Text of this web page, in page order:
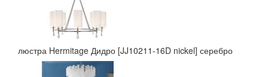
люстра Hermitage Дидро [JJ10211-16D nickel] серебро